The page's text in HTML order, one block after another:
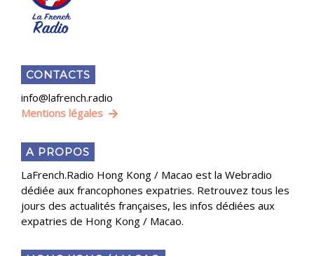
CONTACTS
info@lafrench.radio
Mentions légales
A PROPOS
LaFrench.Radio Hong Kong / Macao est la Webradio
dédiée aux francophones expatries. Retrouvez tous les
jours des actualités françaises, les infos dédiées aux
expatries de Hong Kong / Macao.